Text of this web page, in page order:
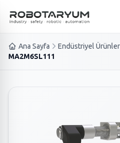
Ana içeriğe geç
Ana Sayfa Endüstriyel Ürünler
MA2M6SL111